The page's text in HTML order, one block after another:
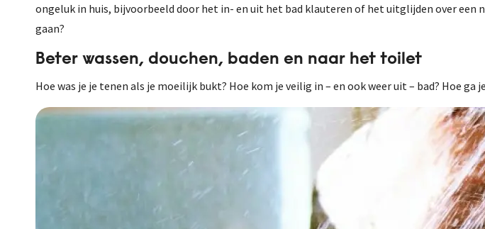
ongeluk in huis, bijvoorbeeld door het in- en uit het bad klauteren of het uitglijden over
gaan?
Beter wassen, douchen, baden en naar het toilet
Hoe was je je tenen als je moeilijk bukt? Hoe kom je veilig in – en ook weer uit – bad? Hoe